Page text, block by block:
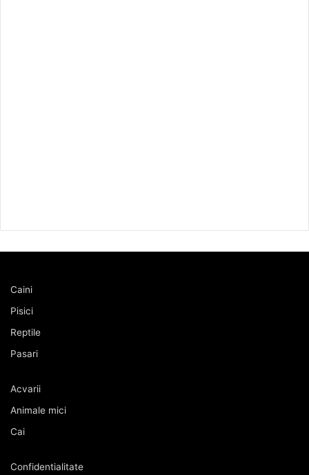
Caini
Pisici
Reptile
Pasari
Acvarii
Animale mici
Cai
Confidentialitate